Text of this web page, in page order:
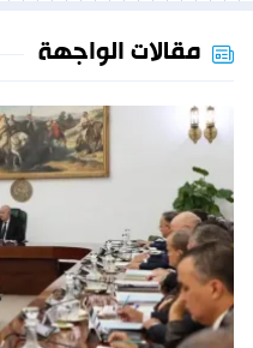
مقالات الواجهة